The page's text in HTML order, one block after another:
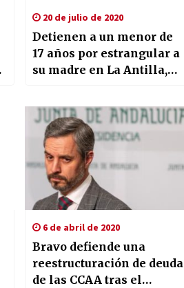
20 de julio de 2020
Detienen a un menor de
17 años por estrangular a
su madre en La Antilla,
6 de abril de 2020
Bravo defiende una
reestructuración de deuda
de las CCAA tras el